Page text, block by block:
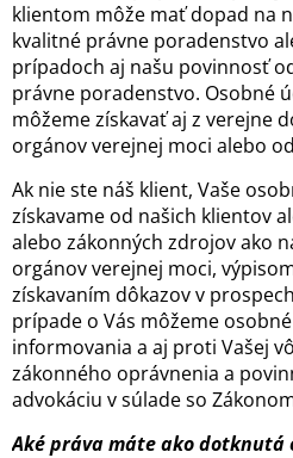
klientom môže mať dopad na
kvalitné právne poradenstvo
prípadoch aj našu povinnosť
právne poradenstvo. Osobné
môžeme získavať aj z verejne
orgánov verejnej moci alebo
Ak nie ste náš klient, Vaše
získavame od našich klientov
alebo zákonných zdrojov ako
orgánov verejnej moci,
získavaním dôkazov v
prípade o Vás môžeme
informovania a aj proti Vašej
zákonného oprávnenia a
advokáciu v súlade so
Aké práva máte ako dotknutá